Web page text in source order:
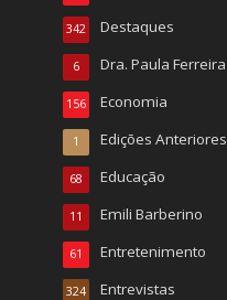
Destaques
342
Dra. Paula Ferreira
6
Economia
156
Edições Anteriores
1
Educação
68
Emili Barberino
11
Entretenimento
61
Entrevistas
324